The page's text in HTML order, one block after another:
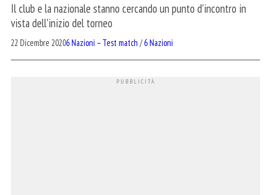
Il club e la nazionale stanno cercando un punto d'incontro in
vista dell'inizio del torneo
22 Dicembre 20206 Nazioni – Test match /6 Nazioni